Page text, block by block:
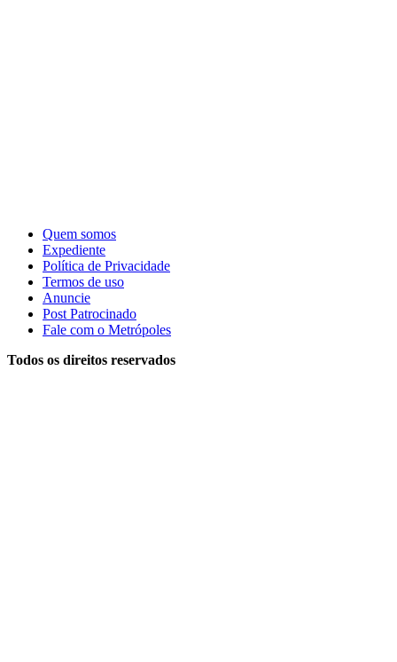
Quem somos
Expediente
Política de Privacidade
Termos de uso
Anuncie
Post Patrocinado
Fale com o Metrópoles
Todos os direitos reservados